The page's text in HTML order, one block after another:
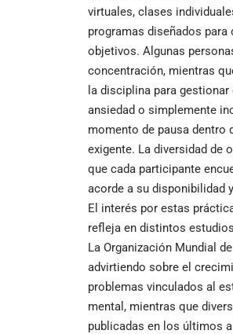
virtuales, clases
programas diseñados para
objetivos. Algunas
concentración, mientras
la disciplina para gestionar
ansiedad o simplemente
momento de pausa dentro
exigente. La diversidad de
que cada participante
acorde a su disponibilidad
El interés por estas
refleja en distintos
La Organización Mundial
advirtiendo sobre el
problemas vinculados al
mental, mientras que
publicadas en los últimos